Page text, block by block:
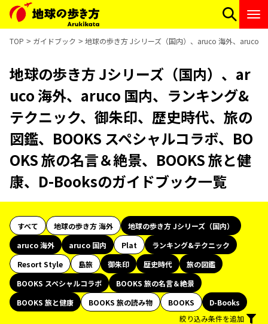
TOP ガイドブック 地球の歩き方 Jシリーズ（国内）、aruco 海外、aruco
地球の歩き方 Jシリーズ（国内）、ar
uco 海外、aruco 国内、ランキング&
テクニック、御朱印、歴史時代、旅の
図鑑、BOOKS スペシャルコラボ、BO
OKS 旅の名言＆絶景、BOOKS 旅と健
康、D-Booksのガイドブック一覧
すべて 地球の歩き方 海外
地球の歩き方 Jシリーズ（国内）
aruco 海外
aruco 国内 Plat
ランキング&テクニック
Resort Style
島旅 御朱印 歴史時代
旅の図鑑
BOOKS スペシャルコラボ
BOOKS 旅の名言＆絶景
BOOKS 旅と健康
BOOKS 旅の読み物 BOOKS
D-Books
絞り込み条件を追加